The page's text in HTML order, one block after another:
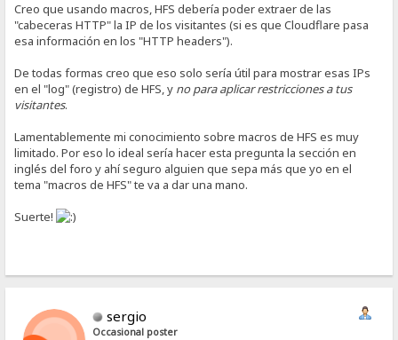
Creo que usando macros, HFS debería poder extraer de las
"cabeceras HTTP" la IP de los visitantes (si es que Cloudflare pasa
esa información en los "HTTP headers").
De todas formas creo que eso solo sería útil para mostrar esas IPs
en el "log" (registro) de HFS, y no para aplicar restricciones a tus
visitantes.
Lamentablemente mi conocimiento sobre macros de HFS es muy
limitado. Por eso lo ideal sería hacer esta pregunta la sección en
inglés del foro y ahí seguro alguien que sepa más que yo en el
tema "macros de HFS" te va a dar una mano.
Suerte!
sergio
Occasional poster